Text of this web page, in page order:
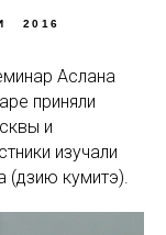
2016
Аслана
приняли
и
изучали
(дзию кумитэ).